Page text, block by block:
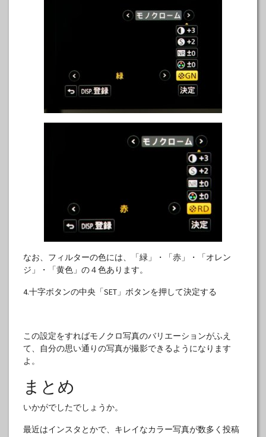
なお、フィルターの色には、「緑」・「赤」・「オレン
ジ」・「黄色」の４色あります。
4.十字ボタンの中央「SET」ボタンを押して決定する
この設定をすればモノクロ写真のバリエーションがふえ
て、自分の思い通りの写真が撮影できるようになります
よ。
まとめ
いかがでしたでしょうか。
最近はインスタとかで、キレイなカラー写真が数多く投稿